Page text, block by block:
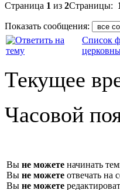
Страница 1 из 2Страницы:
Показать сообщения:
Список
Текущее
Часовой
Вы не можете начинать
Вы не можете отвечать на
Вы не можете